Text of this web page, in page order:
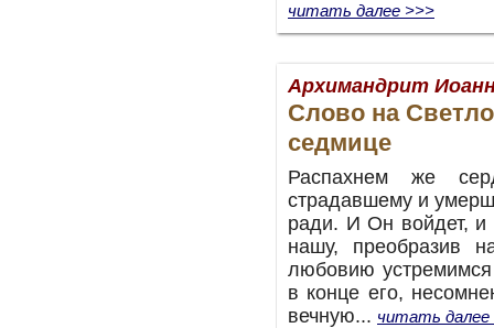
читать далее >>>
Архимандрит
Слово на
седмице
Распахнем же
страдавшему и
ради. И Он войдет,
нашу,
любовию
в конце его,
вечную... читать далее